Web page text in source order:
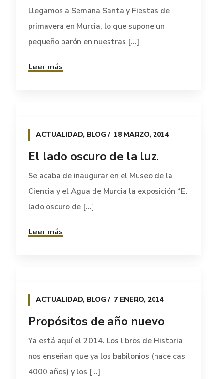
Llegamos a Semana Santa y Fiestas de
primavera en Murcia, lo que supone un
pequeño parón en nuestras [...]
Leer más
ACTUALIDAD, BLOG 18 MARZO, 2014
El lado oscuro de la luz.
Se acaba de inaugurar en el Museo de la
Ciencia y el Agua de Murcia la exposición “El
lado oscuro de [...]
Leer más
ACTUALIDAD, BLOG 7 ENERO, 2014
Propósitos de año nuevo
Ya está aquí el 2014. Los libros de Historia
nos enseñan que ya los babilonios (hace casi
4000 años) y los [...]